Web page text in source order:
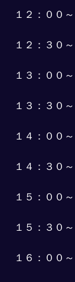
１２：００
１２：３０
１３：００
１３：３０
１４：００
１４：３０
１５：００
１５：３０
１６：００